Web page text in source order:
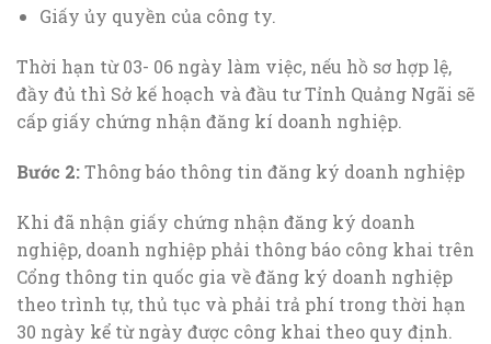
Giấy ủy quyền của công ty.
Thời hạn từ 03- 06 ngày làm việc, nếu hồ sơ hợp lệ,
đầy đủ thì Sở kế hoạch và đầu tư Tỉnh Quảng Ngãi sẽ
cấp giấy chứng nhận đăng kí doanh nghiệp.
Bước 2:Thông báo thông tin đăng ký doanh nghiệp
Khi đã nhận giấy chứng nhận đăng ký doanh
nghiệp, doanh nghiệp phải thông báo công khai trên
Cổng thông tin quốc gia về đăng ký doanh nghiệp
theo trình tự, thủ tục và phải trả phí trong thời hạn
30 ngày kể từ ngày được công khai theo quy định.